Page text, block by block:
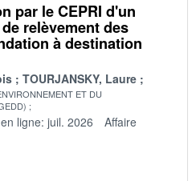
par le CEPRI d'un
relèvement des
à destination
TOURJANSKY, Laure
ET DU
ligne: juil. 2026
Affaire